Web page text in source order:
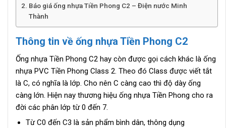
Báo giá ống nhựa Tiền Phong C2 – Điện nước Minh
Thành
Thông tin về ống nhựa Tiền Phong C2
Ống nhựa Tiền Phong C2 hay còn được gọi cách khác là ống
nhựa PVC Tiền Phong Class 2. Theo đó Class được viết tắt
là C, có nghĩa là lớp. Cho nên C càng cao thì độ dày ống
càng lớn. Hiện nay thương hiệu ống nhựa Tiền Phong cho ra
đời các phân lớp từ 0 đến 7.
Từ C0 đến C3 là sản phẩm bình dân, thông dụng